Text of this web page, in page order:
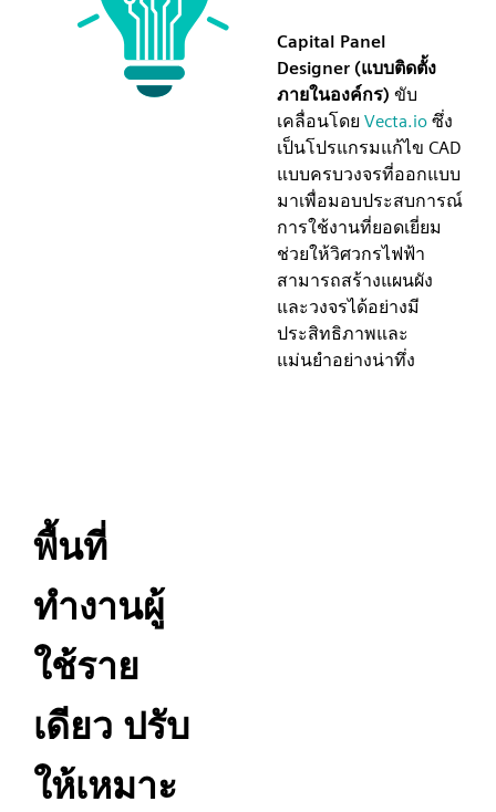
Capital Panel
Designer (แบบติดตั้ง
ภายในองค์กร) ขับ
เคลื่อนโดย Vecta.io ซึ่ง
เป็นโปรแกรมแก้ไข CAD
แบบครบวงจรที่ออกแบบ
มาเพื่อมอบประสบการณ์
การใช้งานที่ยอดเยี่ยม
ช่วยให้วิศวกรไฟฟ้า
สามารถสร้างแผนผัง
และวงจรได้อย่างมี
ประสิทธิภาพและ
แม่นยำอย่างน่าทึ่ง
พื้นที่
ทำงานผู้
ใช้ราย
เดียว ปรับ
ให้เหมาะ